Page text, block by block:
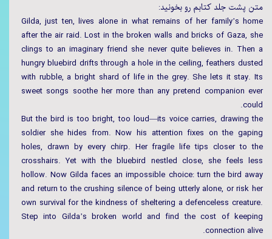
متن پشت جلد کتابم رو بخونید:
Gilda, just ten, lives alone in what remains of her family’s home
after the air raid. Lost in the broken walls and bricks of Gaza, she
clings to an imaginary friend she never quite believes in. Then a
hungry bluebird drifts through a hole in the ceiling, feathers dusted
with rubble, a bright shard of life in the grey. She lets it stay. Its
sweet songs soothe her more than any pretend companion ever
could.
But the bird is too bright, too loud—its voice carries, drawing the
soldier she hides from. Now his attention fixes on the gaping
holes, drawn by every chirp. Her fragile life tips closer to the
crosshairs. Yet with the bluebird nestled close, she feels less
hollow. Now Gilda faces an impossible choice: turn the bird away
and return to the crushing silence of being utterly alone, or risk her
own survival for the kindness of sheltering a defenceless creature.
Step into Gilda’s broken world and find the cost of keeping
connection alive.